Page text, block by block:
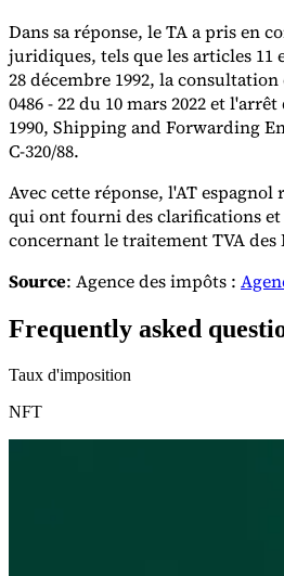
Dans sa réponse, le TA a pris en
juridiques, tels que les articles 11
28 décembre 1992, la
0486 - 22 du 10 mars 2022 et
1990, Shipping and Forwarding
C-320/88.
Avec cette réponse, l'AT
qui ont fourni des clarifications
concernant le traitement TVA des
Source: Agence des impôts :
Frequently asked
Taux d'imposition
NFT